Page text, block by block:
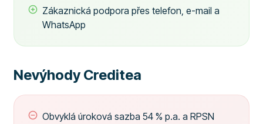
Zákaznická podpora přes telefon, e-mail a
WhatsApp
Nevýhody Creditea
Obvyklá úroková sazba 54 % p.a. a RPSN